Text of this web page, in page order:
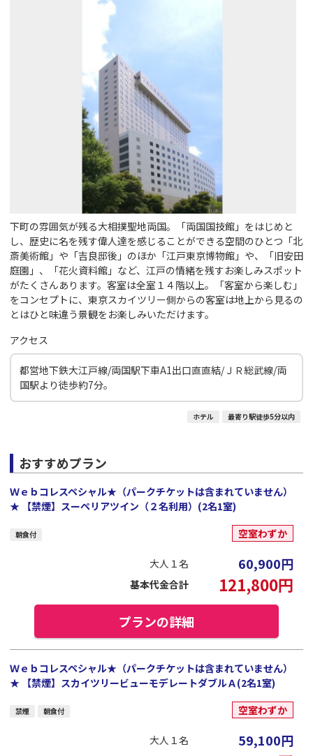
下町の雰囲気が残る大相撲聖地両国。「両国国技館」をはじめと
し、歴史に名を残す偉人達を感じることができる空間のひとつ「北
斎美術館」や「吉良邸後」のほか「江戸東京博物館」や、「旧安田
庭園」、「花火資料館」など、江戸の情緒を残すお楽しみスポット
がたくさんあります。客室は全室１４階以上。「客室から楽しむ」
をコンセプトに、東京スカイツリー側からの客室は地上から見るの
とはひと味違う景観をお楽しみいただけます。
アクセス
都営地下鉄大江戸線/両国駅下車A1出口直直結/ＪＲ総武線/両
国駅より徒歩約7分。
ホテル 最寄り駅徒歩5分以内
おすすめプラン
Ｗｅｂコレスペシャル★（パークチケットは含まれていません）
★ 【禁煙】スーペリアツイン（２名利用）(2名1室)
朝食付 空室わずか
大人１名 60,900円
基本代金合計 121,800円
プランの詳細
Ｗｅｂコレスペシャル★（パークチケットは含まれていません）
★ 【禁煙】スカイツリービューモデレートダブルＡ(2名1室)
禁煙 朝食付 空室わずか
大人１名 59,100円